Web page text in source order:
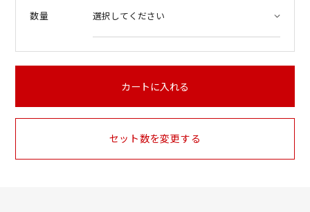
数量
カートに入れる
セット数を変更する